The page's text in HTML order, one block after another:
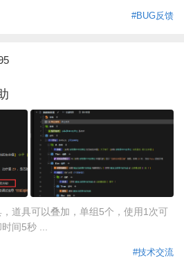
#BUG反馈
道具可以叠加，单组5个，使用1次可
间5秒 ...
#技术交流